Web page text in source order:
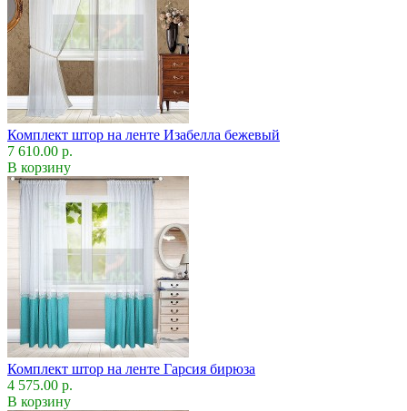
Комплект штор на ленте Изабелла бежевый
7 610.00 р.
В корзину
Комплект штор на ленте Гарсия бирюза
4 575.00 р.
В корзину